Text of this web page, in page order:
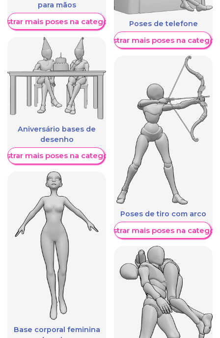
para mãos
mais poses na categoria
Aniversário bases de
desenho
mais poses na categoria
Base corporal feminina
Poses de telefone
Mostrar mais poses na
Poses de tiro com arco
Mostrar mais poses na